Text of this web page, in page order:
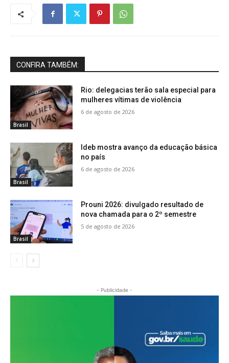
CONFIRA TAMBÉM:
Brasil
Rio: delegacias terão sala especial para
mulheres vítimas de violência
6 de agosto de 2026
Brasil
Ideb mostra avanço da educação básica
no país
6 de agosto de 2026
Brasil
Prouni 2026: divulgado resultado de
nova chamada para o 2º semestre
5 de agosto de 2026
- Publicidade -